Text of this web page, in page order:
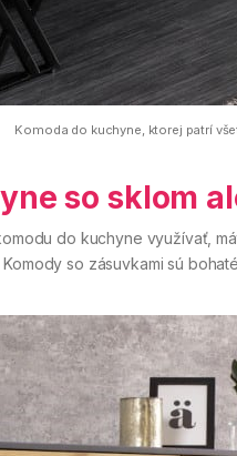
Komoda do kuchyne, ktorej patrí
so sklom
do kuchyne využívať,
so zásuvkami sú